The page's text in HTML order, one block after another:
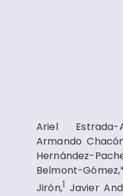
Ariel Estrada-
Armando
Hernández-
Belmont-
Jirón,1 Javier